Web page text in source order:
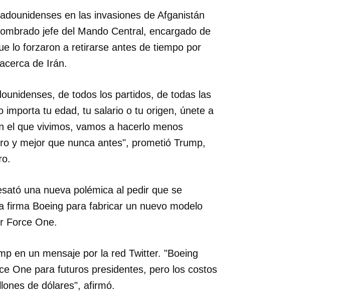
en las invasiones de Afganistán
jefe del Mando Central, encargado de
lo forzaron a retirarse antes de tiempo por
de Irán.
de todos los partidos, de todas las
importa tu edad, tu salario o tu origen, únete a
el que vivimos, vamos a hacerlo menos
y mejor que nunca antes", prometió Trump,
una nueva polémica al pedir que se
firma Boeing para fabricar un nuevo modelo
Force One.
en un mensaje por la red Twitter. "Boeing
One para futuros presidentes, pero los costos
de dólares", afirmó.